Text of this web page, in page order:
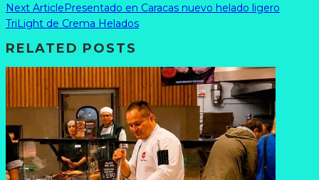
Next ArticlePresentado en Caracas nuevo helado ligero
TriLight de Crema Helados
RELATED POSTS